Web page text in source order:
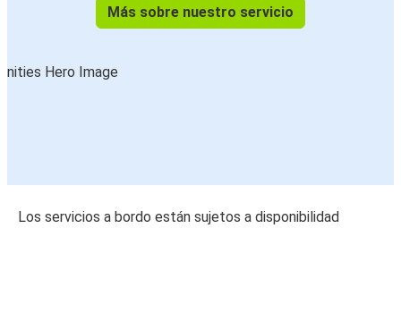
Más sobre nuestro servicio
Los servicios a bordo están sujetos a disponibilidad